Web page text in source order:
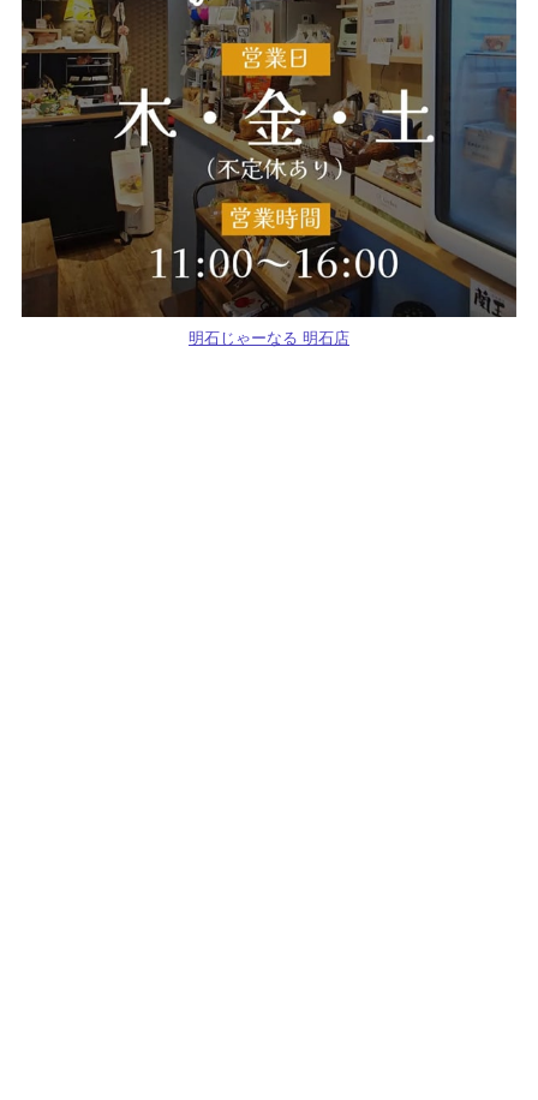
明石じゃーなる 明石店